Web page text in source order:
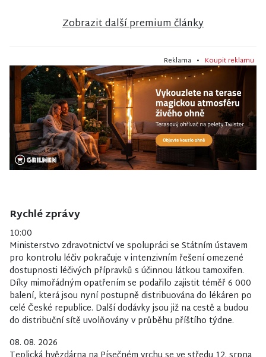
Zobrazit další premium články
Reklama • Koupit reklamu
Rychlé zprávy
10:00
Ministerstvo zdravotnictví ve spolupráci se Státním ústavem
pro kontrolu léčiv pokračuje v intenzivním řešení omezené
dostupnosti léčivých přípravků s účinnou látkou tamoxifen.
Díky mimořádným opatřením se podařilo zajistit téměř 6 000
balení, která jsou nyní postupně distribuována do lékáren po
celé České republice. Další dodávky jsou již na cestě a budou
do distribuční sítě uvolňovány v průběhu příštího týdne.
08. 08. 2026